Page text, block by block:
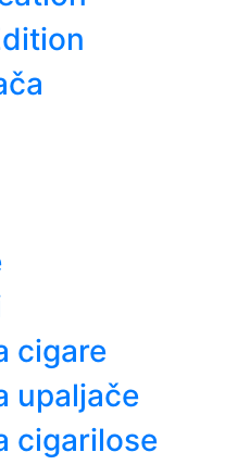
cigare
upaljače
cigarilose